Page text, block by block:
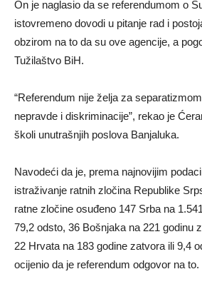
On je naglasio da se referendumom o
istovremeno dovodi u pitanje rad i
obzirom na to da su ove agencije, a
Tužilaštvo BiH.
“Referendum nije želja za
nepravde i diskriminacije”, rekao je
školi unutrašnjih poslova Banjaluka.
Navodeći da je, prema najnovijim
istraživanje ratnih zločina Republike
ratne zločine osuđeno 147 Srba na
79,2 odsto, 36 Bošnjaka na 221 godinu
22 Hrvata na 183 godine zatvora ili 9,4
ocijenio da je referendum odgovor na to.